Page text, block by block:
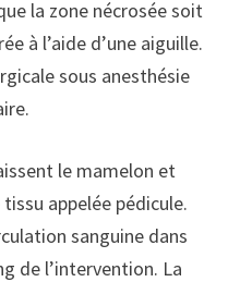
la zone nécrosée soit
à l’aide d’une aiguille.
sous anesthésie
le mamelon et
appelée pédicule.
sanguine dans
de l’intervention. La